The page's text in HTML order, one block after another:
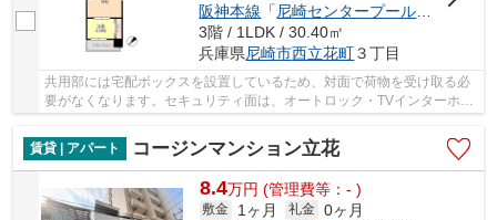
阪神本線 「 尼崎センタープール前
」駅 徒
3階 / 1LDK / 30.40㎡
兵庫県尼崎市西立花町３丁目
共用部には宅配ボックスを設置しているため、対面で荷物を受け取る必
要がなくなります。セキュリティ面は、オートロック・TVインターホン
賃貸 | アパート
コージンマンション立花
8.4万円 (管理費等：- )
敷金 1ヶ月 礼金 0ヶ月